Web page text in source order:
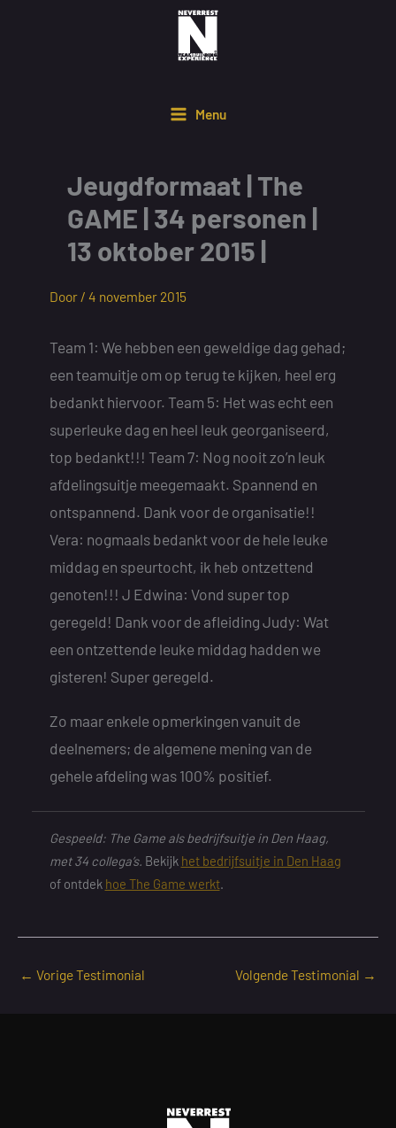
Menu
Jeugdformaat | The
GAME | 34 personen |
13 oktober 2015 |
Door / 4 november 2015
Team 1: We hebben een geweldige dag gehad;
een teamuitje om op terug te kijken, heel erg
bedankt hiervoor. Team 5: Het was echt een
superleuke dag en heel leuk georganiseerd,
top bedankt!!! Team 7: Nog nooit zo’n leuk
afdelingsuitje meegemaakt. Spannend en
ontspannend. Dank voor de organisatie!!
Vera: nogmaals bedankt voor de hele leuke
middag en speurtocht, ik heb ontzettend
genoten!!! J Edwina: Vond super top
geregeld! Dank voor de afleiding Judy: Wat
een ontzettende leuke middag hadden we
gisteren! Super geregeld.
Zo maar enkele opmerkingen vanuit de
deelnemers; de algemene mening van de
gehele afdeling was 100% positief.
Gespeeld: The Game als bedrijfsuitje in Den Haag,
met 34 collega’s. Bekijk het bedrijfsuitje in Den Haag
of ontdek hoe The Game werkt.
← Vorige Testimonial Volgende Testimonial →